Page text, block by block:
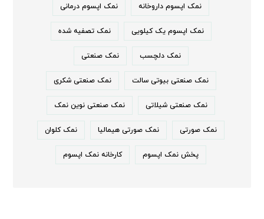
نمک اپسوم داروخانه نمک اپسوم درمانی
نمک اپسوم یک کیلویی نمک تصفیه شده
نمک دلچسب نمک صنعتی
نمک صنعتی بیوتی سالت نمک صنعتی شکری
نمک صنعتی شیلاتی نمک صنعتی نوین نمک
نمک صورتی نمک صورتی هیمالیا نمک کلوان
پخش نمک اپسوم کارخانه نمک اپسوم